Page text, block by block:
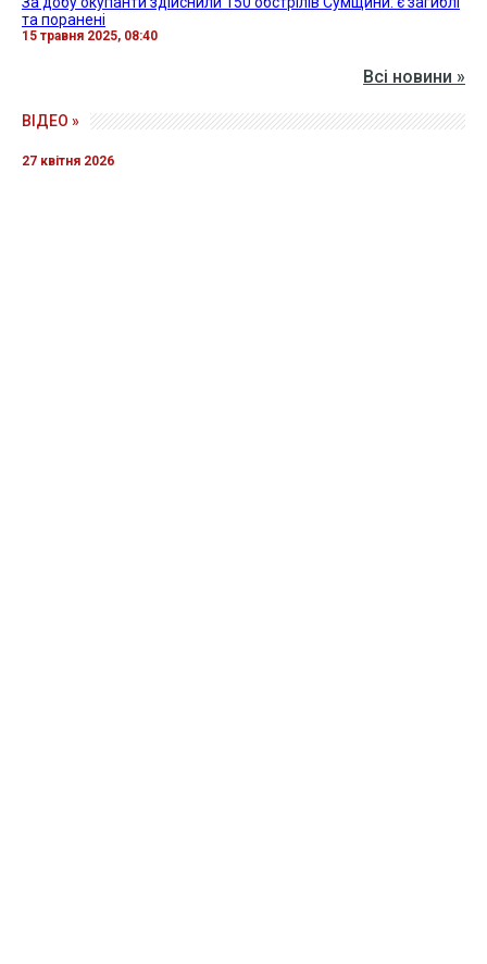
та поранені
15 травня 2025, 08:40
Всі новини »
ВІДЕО »
27 квітня 2026